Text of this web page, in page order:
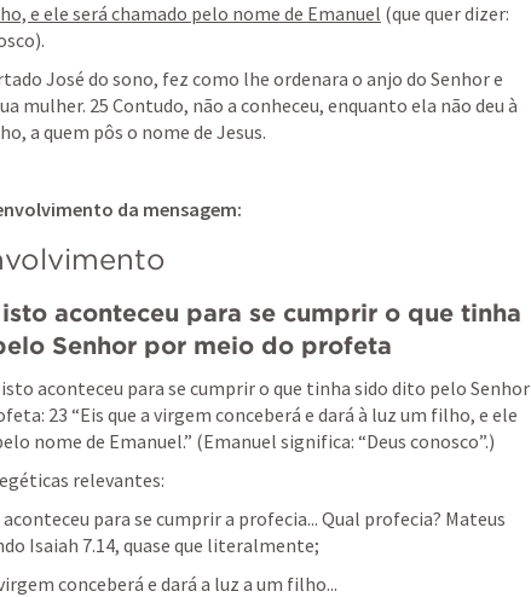
e ele será chamado pelo nome de Emanuel (que quer dizer:
José do sono, fez como lhe ordenara o anjo do Senhor e
mulher. 25 Contudo, não a conheceu, enquanto ela não deu à
a quem pôs o nome de Jesus.
da mensagem:
aconteceu para se cumprir o que tinha
Senhor por meio do profeta
aconteceu para se cumprir o que tinha sido dito pelo Senhor
23 “Eis que a virgem conceberá e dará à luz um filho, e ele
nome de Emanuel.” (Emanuel significa: “Deus conosco”.)
relevantes:
aconteceu para se cumprir a profecia... Qual profecia? Mateus
Isaiah 7.14, quase que literalmente;
conceberá e dará a luz a um filho...